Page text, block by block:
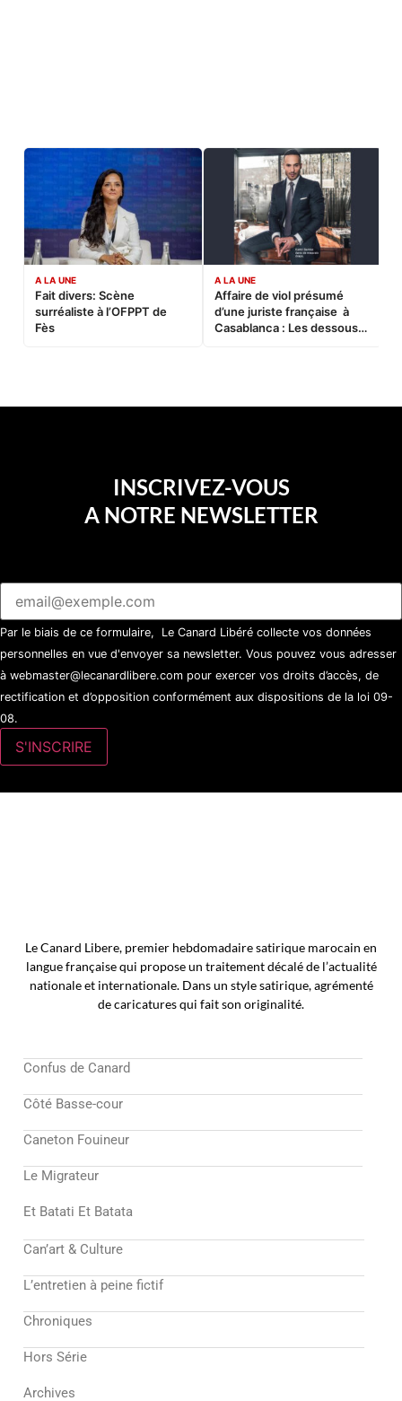
A LA UNE
Fait divers: Scène
surréaliste à l’OFPPT de
Fès
A LA UNE
Affaire de viol présumé
d’une juriste française à
Casablanca : Les dessous
INSCRIVEZ-VOUS
A NOTRE NEWSLETTER
Par le biais de ce formulaire, Le Canard Libéré collecte vos données
personnelles en vue d'envoyer sa newsletter. Vous pouvez vous adresser
à webmaster@lecanardlibere.com pour exercer vos droits d’accès, de
rectification et d’opposition conformément aux dispositions de la loi 09-
08.
Le Canard Libere, premier hebdomadaire satirique marocain en
langue française qui propose un traitement décalé de l’actualité
nationale et internationale. Dans un style satirique, agrémenté
de caricatures qui fait son originalité.
Confus de Canard
Côté Basse-cour
Caneton Fouineur
Le Migrateur
Et Batati Et Batata
Can’art & Culture
L’entretien à peine fictif
Chroniques
Hors Série
Archives